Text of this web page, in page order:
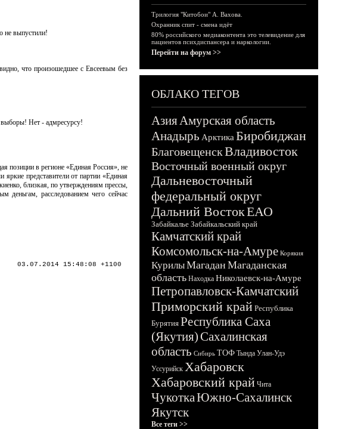
не выпустили!
что произошедшее с Евсеевым без
выборы! Нет - адмресурсу!
позиции в регионе «Единая Россия», не
представители от партии «Единая
близкая, по утверждениям прессы,
расследованием чего сейчас
03.07.2014 15:48:08 +1100
Трилогия "Китобои" А. Вахова.
Охранник спит - смена идёт
80% российского медиаконтента это телевидение для
пациентов психдиспансера и наркологии.
Перейти на форум >>
ОБЛАКО ТЕГОВ
АзияАмурская область
Анадырь Арктика Биробиджан
БлаговещенскВладивосток
Восточный военный округ
Дальневосточный
федеральный округ
Дальний ВостокЕАО
Забайкалье Забайкальский край
Камчатский край
Комсомольск-на-Амуре Корякия
КурилыМагадан Магаданская
область Находка Николаевск-на-Амуре
Петропавловск-Камчатский
Приморский край Республика
Бурятия Республика Саха
(Якутия)Сахалинская
область Сибирь ТОФ Тында Улан-Удэ
Уссурийск Хабаровск
Хабаровский край Чита
ЧукоткаЮжно-Сахалинск
Якутск
Все теги >>